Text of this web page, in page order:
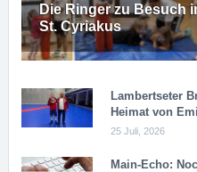
Die Ringer zu Besuch
St. Cyriakus
Lambertseter
Heimat von
25 Juli, 2026
Main-Echo: